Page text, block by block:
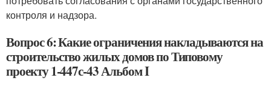
контроля и надзора.
Вопрос 6: Какие ограничения накладываются на
строительство жилых домов по Типовому
проекту 1-447с-43 Альбом I